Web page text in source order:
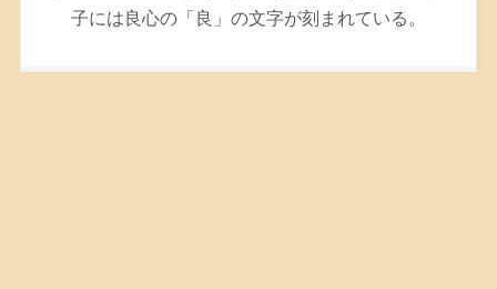
子には良心の「良」の文字が刻まれている。